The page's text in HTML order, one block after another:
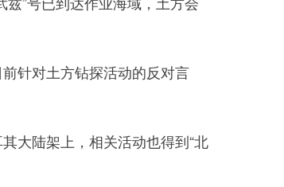
针对土方钻探活动的反对言
大陆架上，相关活动也得到“北